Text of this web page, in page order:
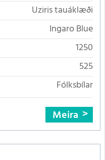
Uziris tauáklæði
Ingaro Blue
1250
525
Fólksbílar
Meira